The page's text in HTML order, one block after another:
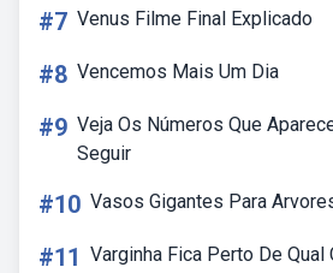
#7 Venus Filme Final Explicado
#8 Vencemos Mais Um Dia
#9 Veja Os Números Que
Seguir
#10 Vasos Gigantes Para
#11 Varginha Fica Perto De Qual